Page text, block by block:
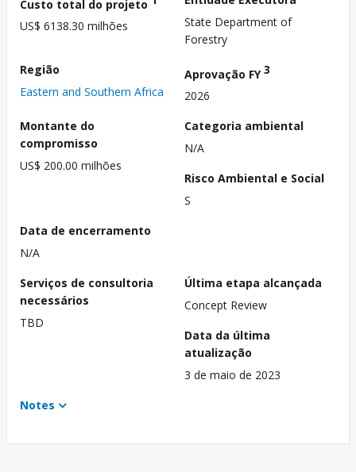
Custo total do projeto
US$ 6138.30 milhões
State Department of
Forestry
Região
Eastern and Southern Africa
Aprovação FY3
2026
Montante do
compromisso
US$ 200.00 milhões
Categoria ambiental
N/A
Risco Ambiental e Social
S
Data de encerramento
N/A
Serviços de consultoria
necessários
TBD
Última etapa alcançada
Concept Review
Data da última
atualização
3 de maio de 2023
Notes